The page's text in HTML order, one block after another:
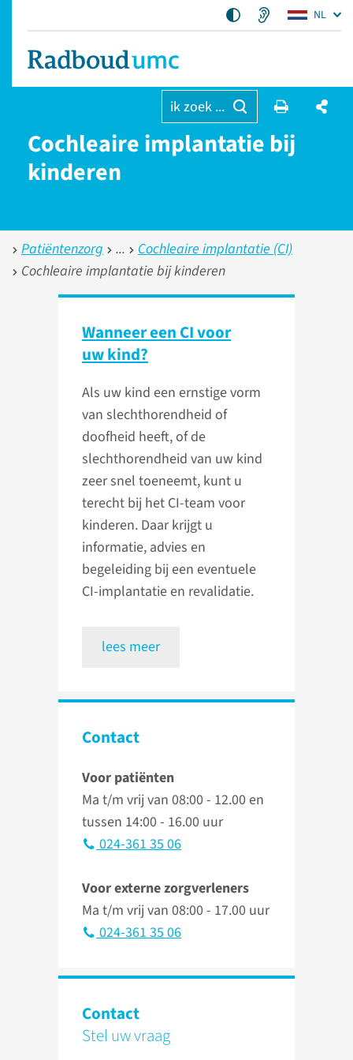
NL
ik zoek ...
Cochleaire implantatie bij
kinderen
Patiëntenzorg
Cochleaire implantatie (CI)
Cochleaire implantatie bij kinderen
Wanneer een CI voor
uw kind?
Als uw kind een ernstige vorm
van slechthorendheid of
doofheid heeft, of de
slechthorendheid van uw kind
zeer snel toeneemt, kunt u
terecht bij het CI-team voor
kinderen. Daar krijgt u
informatie, advies en
begeleiding bij een eventuele
CI-implantatie en revalidatie.
lees meer
Contact
Voor patiënten
Ma t/m vrij van 08:00 - 12.00 en
tussen 14:00 - 16.00 uur
024-361 35 06
Voor externe zorgverleners
Ma t/m vrij van 08:00 - 17.00 uur
024-361 35 06
Contact
Stel uw vraag